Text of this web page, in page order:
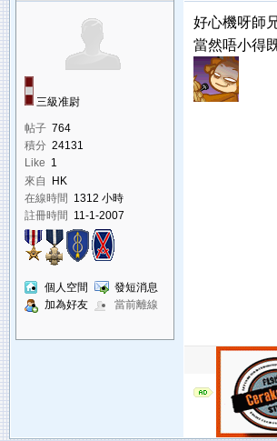
三級准尉
帖子 764
積分 24131
Like 1
來自
HK
在線時間 1312 小時
註冊時間
11-1-2007
個人空間
發短消息
加為好友
當前離線
好心機呀師兄
當然唔小得